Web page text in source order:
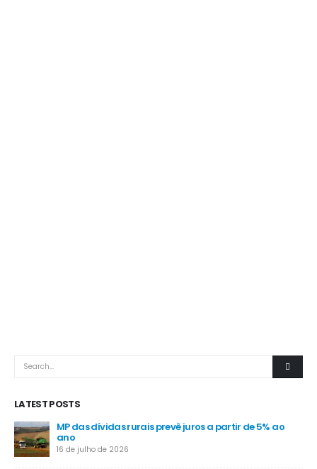
LATEST POSTS
MP das dívidas rurais prevê juros a partir de 5% ao
ano
16 de julho de 2026